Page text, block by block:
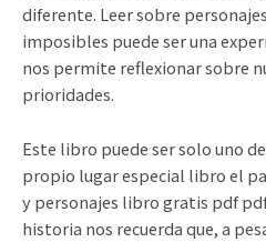
diferente. Leer sobre
imposibles puede ser una
nos permite reflexionar sobre
prioridades.
Este libro puede ser solo uno
propio lugar especial libro el
y personajes libro gratis pdf
historia nos recuerda que, a